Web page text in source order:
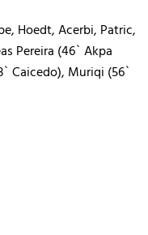
Hoedt, Acerbi, Patric,
Pereira (46` Akpa
Caicedo), Muriqi (56`